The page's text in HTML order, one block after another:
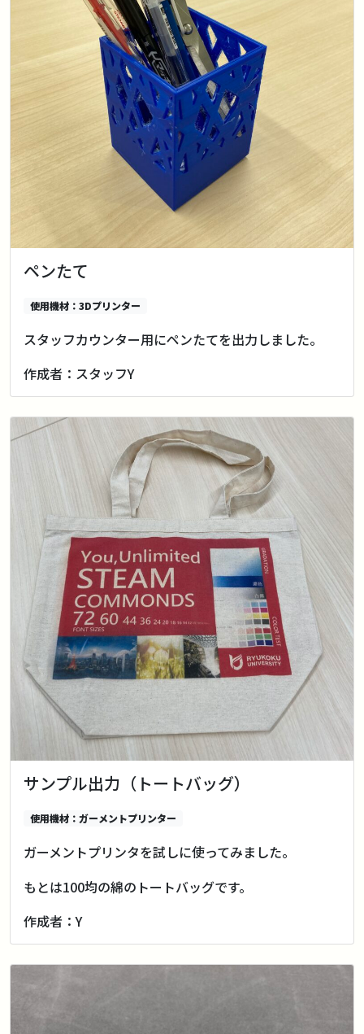
ペンたて
使用機材：3Dプリンター
スタッフカウンター用にペンたてを出力しました。
作成者：スタッフY
サンプル出力（トートバッグ）
使用機材：ガーメントプリンター
ガーメントプリンタを試しに使ってみました。
もとは100均の綿のトートバッグです。
作成者：Y